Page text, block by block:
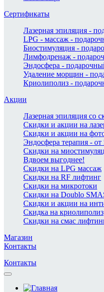
Сертификаты
Лазерная эпиляция -
LPG - массаж -
Биостимуляция -
Лимфодренаж -
Эндосфера -
Удаление морщин -
Криолиполиз -
Акции
Лазерная эпиляция со
Скидки и акции на
Скидки и акции на
Эндосфера терапия -
Скидки на
Вдвоем выгоднее!
Скидки на LPG массаж
Скидки на RF лифтинг
Скидки на микротоки
Скидки на Doublo
Скидки и акции на
Скидка на криолиполиз
Скидки на смас
Магазин
Контакты
Контакты